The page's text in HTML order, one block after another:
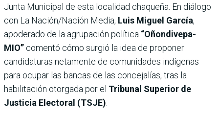
Junta Municipal de esta localidad chaqueña. En diálogo
con La Nación/Nación Media, Luis Miguel García,
apoderado de la agrupación política “Oñondivepa-
MIO” comentó cómo surgió la idea de proponer
candidaturas netamente de comunidades indígenas
para ocupar las bancas de las concejalías, tras la
habilitación otorgada por el Tribunal Superior de
Justicia Electoral (TSJE)